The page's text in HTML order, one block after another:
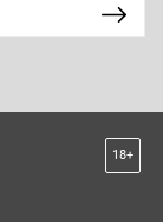
18+